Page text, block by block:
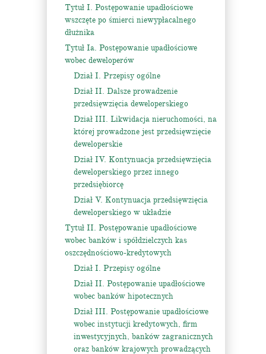
Tytuł I. Postępowanie upadłościowe
wszczęte po śmierci niewypłacalnego
dłużnika
Tytuł Ia. Postępowanie upadłościowe
wobec deweloperów
Dział I. Przepisy ogólne
Dział II. Dalsze prowadzenie
przedsięwzięcia deweloperskiego
Dział III. Likwidacja nieruchomości, na
której prowadzone jest przedsięwzięcie
deweloperskie
Dział IV. Kontynuacja przedsięwzięcia
deweloperskiego przez innego
przedsiębiorcę
Dział V. Kontynuacja przedsięwzięcia
deweloperskiego w układzie
Tytuł II. Postępowanie upadłościowe
wobec banków i spółdzielczych kas
oszczędnościowo-kredytowych
Dział I. Przepisy ogólne
Dział II. Postępowanie upadłościowe
wobec banków hipotecznych
Dział III. Postępowanie upadłościowe
wobec instytucji kredytowych, firm
inwestycyjnych, banków zagranicznych
oraz banków krajowych prowadzących